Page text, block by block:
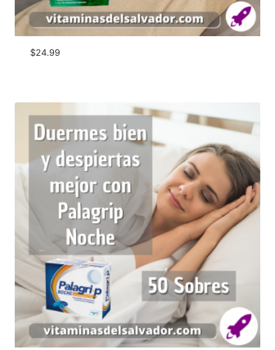
$24.99